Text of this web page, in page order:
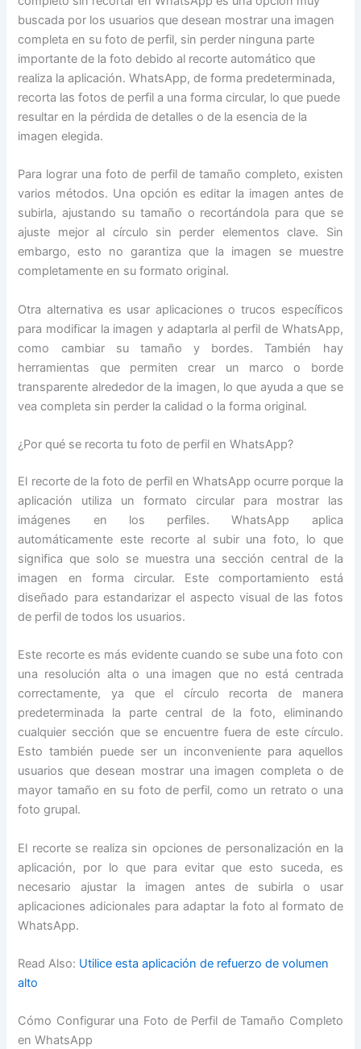
buscada por los usuarios que desean mostrar una imagen
completa en su foto de perfil, sin perder ninguna parte
importante de la foto debido al recorte automático que
realiza la aplicación. WhatsApp, de forma predeterminada,
recorta las fotos de perfil a una forma circular, lo que puede
resultar en la pérdida de detalles o de la esencia de la
imagen elegida.
Para lograr una foto de perfil de tamaño completo, existen
varios métodos. Una opción es editar la imagen antes de
subirla, ajustando su tamaño o recortándola para que se
ajuste mejor al círculo sin perder elementos clave. Sin
embargo, esto no garantiza que la imagen se muestre
completamente en su formato original.
Otra alternativa es usar aplicaciones o trucos específicos
para modificar la imagen y adaptarla al perfil de WhatsApp,
como cambiar su tamaño y bordes. También hay
herramientas que permiten crear un marco o borde
transparente alrededor de la imagen, lo que ayuda a que se
vea completa sin perder la calidad o la forma original.
¿Por qué se recorta tu foto de perfil en WhatsApp?
El recorte de la foto de perfil en WhatsApp ocurre porque la
aplicación utiliza un formato circular para mostrar las
imágenes en los perfiles. WhatsApp aplica
automáticamente este recorte al subir una foto, lo que
significa que solo se muestra una sección central de la
imagen en forma circular. Este comportamiento está
diseñado para estandarizar el aspecto visual de las fotos
de perfil de todos los usuarios.
Este recorte es más evidente cuando se sube una foto con
una resolución alta o una imagen que no está centrada
correctamente, ya que el círculo recorta de manera
predeterminada la parte central de la foto, eliminando
cualquier sección que se encuentre fuera de este círculo.
Esto también puede ser un inconveniente para aquellos
usuarios que desean mostrar una imagen completa o de
mayor tamaño en su foto de perfil, como un retrato o una
foto grupal.
El recorte se realiza sin opciones de personalización en la
aplicación, por lo que para evitar que esto suceda, es
necesario ajustar la imagen antes de subirla o usar
aplicaciones adicionales para adaptar la foto al formato de
WhatsApp.
Read Also: Utilice esta aplicación de refuerzo de volumen
alto
Cómo Configurar una Foto de Perfil de Tamaño Completo
en WhatsApp